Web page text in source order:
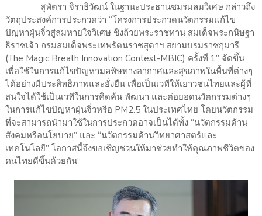
สุพัตรา จิราธิวัฒน์ ในฐานะประธานชมรมลมวิเศษ กล่าวถึง
วัตถุประสงค์การประกวดว่า “โครงการประกวดนวัตกรรมแก้ไข
ปัญหาฝุ่นจิ๋วสู่ลมหายใจวิเศษ ชิงถ้วยพระราชทาน สมเด็จพระกนิษฐา
ธิราชเจ้า กรมสมเด็จพระเทพรัตนราชสุดาฯ สยามบรมราชกุมารี
(The Magic Breath Innovation Contest-MBIC) ครั้งที่ 1” จัดขึ้น
เพื่อใช้ในการแก้ไขปัญหามลพิษทางอากาศและสุขภาพในพื้นที่ต่างๆ
ได้อย่างมีประสิทธิภาพและยั่งยืน เพื่อเป็นเวทีให้เยาวชนไทยและผู้ที่
สนใจได้ใช้เป็นเวทีในการคิดค้น พัฒนา และต่อยอดนวัตกรรมต่างๆ
ในการแก้ไขปัญหาฝุ่นจิ๋วหรือ PM2.5 ในประเทศไทย โดยนวัตกรรม
ที่จะสามารถนำมาใช้ในการประกวดอาจเป็นได้ทั้ง “นวัตกรรมด้าน
สังคมหรือนโยบาย” และ “นวัตกรรมด้านวิทยาศาสตร์และ
เทคโนโลยี” โอกาสนี้จึงขอเชิญชวนให้มาช่วยทำให้คุณภาพชีวิตของ
คนไทยดีขึ้นด้วยกัน”